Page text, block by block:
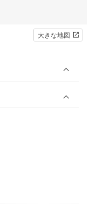
大きな地図